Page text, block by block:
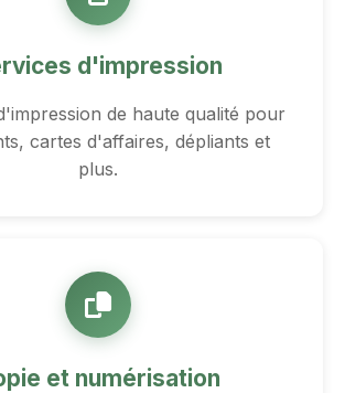
d'impression
de haute qualité pour
cartes d'affaires, dépliants et
plus.
et numérisation